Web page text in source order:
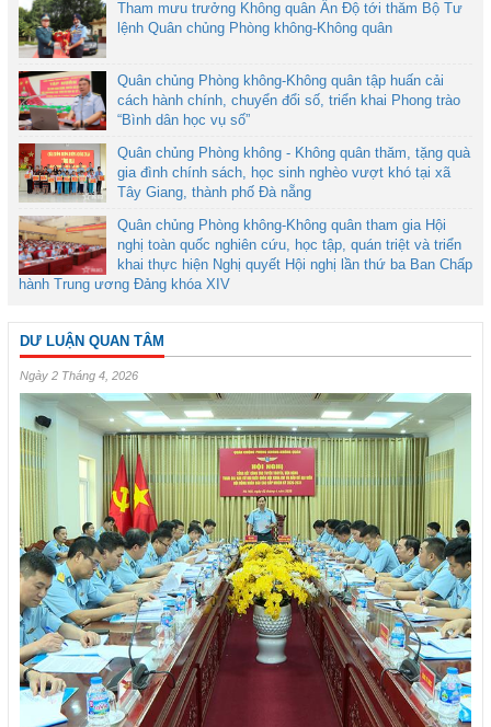
Tham mưu trưởng Không quân Ấn Độ tới thăm Bộ Tư
lệnh Quân chủng Phòng không-Không quân
Quân chủng Phòng không-Không quân tập huấn cải
cách hành chính, chuyển đổi số, triển khai Phong trào
“Bình dân học vụ số”
Quân chủng Phòng không - Không quân thăm, tặng quà
gia đình chính sách, học sinh nghèo vượt khó tại xã
Tây Giang, thành phố Đà nẵng
Quân chủng Phòng không-Không quân tham gia Hội
nghị toàn quốc nghiên cứu, học tập, quán triệt và triển
khai thực hiện Nghị quyết Hội nghị lần thứ ba Ban Chấp
hành Trung ương Đảng khóa XIV
DƯ LUẬN QUAN TÂM
Ngày 2 Tháng 4, 2026